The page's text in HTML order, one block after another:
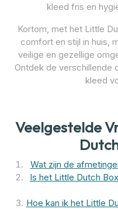
kleed fris en
Kortom, met het Little
comfort en stijl in huis,
veilige en gezellige
Ontdek de verschillende
kleed
Veelgestelde
Wat zijn de
Is het Little Dutch
Hoe kan ik het Little